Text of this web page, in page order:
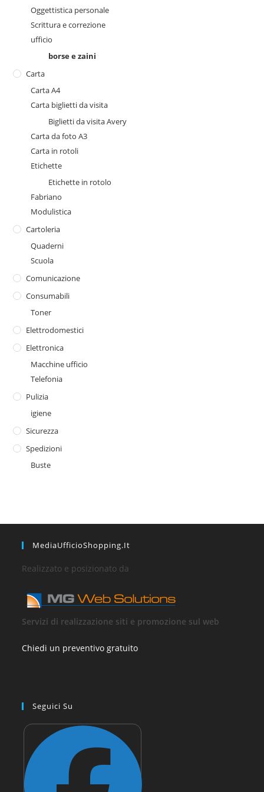
Oggettistica personale
Scrittura e correzione
ufficio
borse e zaini
Carta
Carta A4
Carta biglietti da visita
Biglietti da visita Avery
Carta da foto A3
Carta in rotoli
Etichette
Etichette in rotolo
Fabriano
Modulistica
Cartoleria
Quaderni
Scuola
Comunicazione
Consumabili
Toner
Elettrodomestici
Elettronica
Macchine ufficio
Telefonia
Pulizia
igiene
Sicurezza
Spedizioni
Buste
MediaUfficioShopping.it
Realizzato e posizionato da
Servizi di realizzazione siti e promozione sul web
Chiedi un preventivo gratuito
Seguici Su